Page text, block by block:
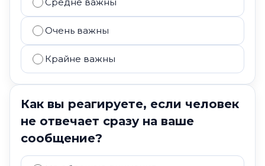
Очень важны
Крайне важны
Как вы реагируете, если человек
не отвечает сразу на ваше
сообщение?